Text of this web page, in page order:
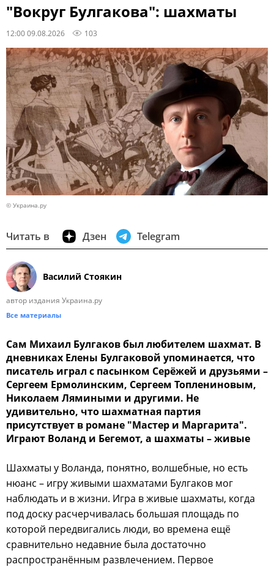
"Вокруг Булгакова": шахматы
12:00 09.08.2026 103
© Украина.ру
Читать в Дзен Telegram
Василий Стоякин
автор издания Украина.ру
Все материалы
Сам Михаил Булгаков был любителем шахмат. В
дневниках Елены Булгаковой упоминается, что
писатель играл с пасынком Серёжей и друзьями –
Сергеем Ермолинским, Сергеем Топлениновым,
Николаем Лямиными и другими. Не
удивительно, что шахматная партия
присутствует в романе "Мастер и Маргарита".
Играют Воланд и Бегемот, а шахматы – живые
Шахматы у Воланда, понятно, волшебные, но есть
нюанс – игру живыми шахматами Булгаков мог
наблюдать и в жизни. Игра в живые шахматы, когда
под доску расчерчивалась большая площадь по
которой передвигались люди, во времена ещё
сравнительно недавние была достаточно
распространённым развлечением. Первое